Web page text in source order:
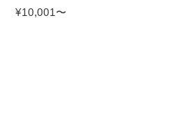
¥10,001〜